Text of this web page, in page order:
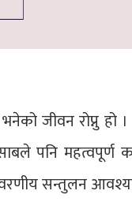
जीवन रोप्नु हो ।
पनि महत्वपूर्ण
सन्तुलन